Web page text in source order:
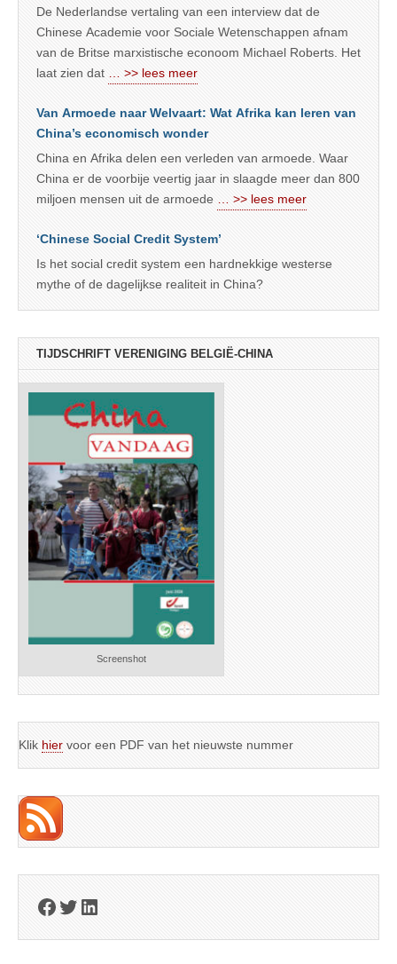
De Nederlandse vertaling van een interview dat de
Chinese Academie voor Sociale Wetenschappen afnam
van de Britse marxistische econoom Michael Roberts. Het
laat zien dat … >> lees meer
Van Armoede naar Welvaart: Wat Afrika kan leren van
China’s economisch wonder
China en Afrika delen een verleden van armoede. Waar
China er de voorbije veertig jaar in slaagde meer dan 800
miljoen mensen uit de armoede … >> lees meer
‘Chinese Social Credit System’
Is het social credit system een hardnekkige westerse
mythe of de dagelijkse realiteit in China?
TIJDSCHRIFT VERENIGING BELGIË-CHINA
Screenshot
Klik hier voor een PDF van het nieuwste nummer
Facebook
Twitter
LinkedIn